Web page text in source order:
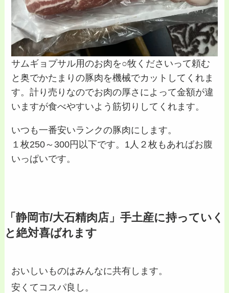
サムギョプサル用のお肉を○牧くださいって頼む
と奥でかたまりの豚肉を機械でカットしてくれま
す。計り売りなのでお肉の厚さによって金額が違
いますが食べやすいよう筋切りしてくれます。
いつも一番安いランクの豚肉にします。
１枚250～300円以下です。1人２枚もあればお腹
いっぱいです。
「静岡市/大石精肉店」手土産に持っていく
と絶対喜ばれます
おいしいものはみんなに共有します。
安くてコスパ良し。